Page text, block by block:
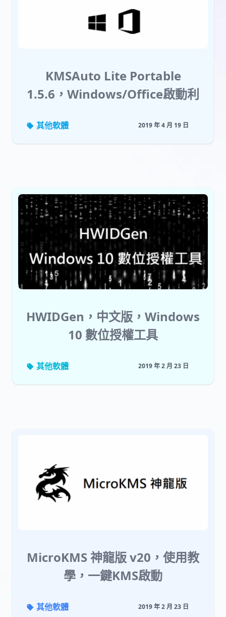
KMSAuto Lite Portable
1.5.6，Windows/Office啟動利
其他軟體 2019 年 4 月 19 日
HWIDGen，中文版，Windows
10 數位授權工具
其他軟體 2019 年 2 月 23 日
MicroKMS 神龍版 v20，使用教
學，一鍵KMS啟動
其他軟體 2019 年 2 月 23 日